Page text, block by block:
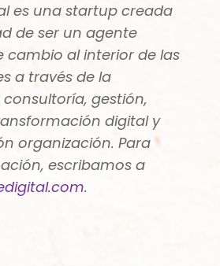
es una startup creada
de ser un agente
cambio al interior de las
a través de la
gestión,
digital y
organización. Para
escribamos a
.